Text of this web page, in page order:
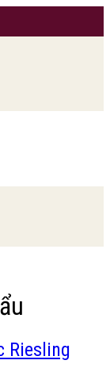
Riesling